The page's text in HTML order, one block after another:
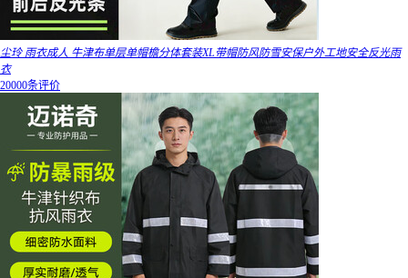
尘玲 雨衣成人 牛津布单层单帽檐分体套装XL带帽防风防雪安保户外工地安全反光雨
衣
20000条评价